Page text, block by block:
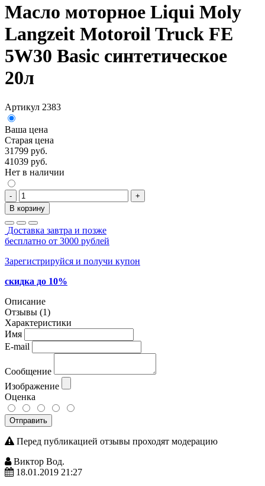
Масло моторное Liqui Moly
Langzeit Motoroil Truck FE
5W30 Basic синтетическое
20л
Артикул 2383
Ваша цена
Старая цена
31799 руб.
41039 руб.
Нет в наличии
-
+
В корзину
Доставка завтра и позже
бесплатно от 3000 рублей
Зарегистрируйся и получи купон
скидка до 10%
Описание
Отзывы (1)
Характеристики
Имя
E-mail
Сообщение
Изображение
Оценка
Отправить
Перед публикацией отзывы проходят модерацию
Виктор Вод.
18.01.2019 21:27